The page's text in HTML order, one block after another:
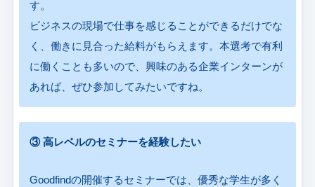
す。
ビジネスの現場で仕事を感じることができるだけでな
く、働きに見合った給料がもらえます。本選考で有利
に働くことも多いので、興味のある企業インターンが
あれば、ぜひ参加してみたいですね。
③ 高レベルのセミナーを経験したい
Goodfindの開催するセミナーでは、優秀な学生が多く